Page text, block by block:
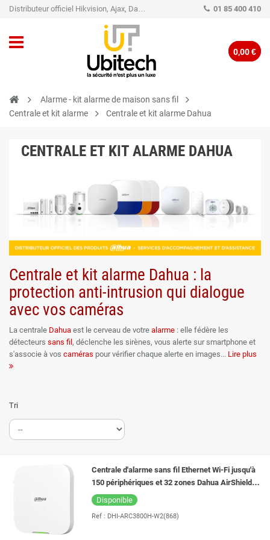
Distributeur officiel Hikvision, Ajax, Dahua, TP-Link - Caméra de vidéo surveillance - Alarme 01 85 400 410
0,00 €
Alarme - kit alarme de maison sans fil
Centrale et kit alarme
Centrale et kit alarme Dahua
CENTRALE ET KIT ALARME DAHUA
Centrale et kit alarme Dahua : la
protection anti-intrusion qui dialogue
avec vos caméras
La centrale Dahua est le cerveau de votre alarme : elle fédère les
détecteurs sans fil, déclenche les sirènes, vous alerte sur smartphone et
s'associe à vos caméras pour vérifier chaque alerte en images Lire plus
Ubitech est distributeur officiel Dahua.
Kit prêt à protéger ou centrale à composer ?
petit local dès la pose. La centrale seule s'adresse aux projets sur mesure
: vous choisissez chaque détecteur selon vos pièces, vos accès et vos
habitudes, avec l'aide de notre équipe si besoin. Dans les deux cas, le
système s'étend ensuite librement avec les
détecteurs supplémentaires, sirènes, claviers et télécommandes.
Tri
Centrale d'alarme sans fil Ethernet Wi-Fi jusqu'à
150 périphériques et 32 zones Dahua AirShield
Hub 2 DHI-ARC3800H-W2(868)
Disponible
Ref : DHI-ARC3800H-W2(868)